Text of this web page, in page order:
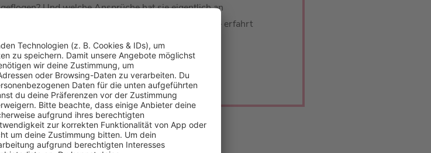
geflogen? Und welche Ansprüche hat sie eigentlich an
Männer? Das alles – und natürlich noch so viel mehr – erfahrt
ihr in dieser Podcastfolge.